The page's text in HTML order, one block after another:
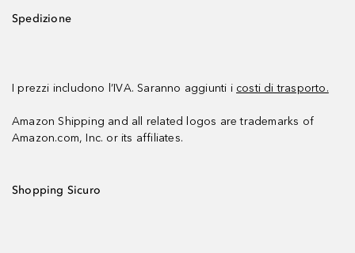
Spedizione
I prezzi includono l’IVA. Saranno aggiunti i costi di trasporto.
Amazon Shipping and all related logos are trademarks of
Amazon.com, Inc. or its affiliates.
Shopping Sicuro